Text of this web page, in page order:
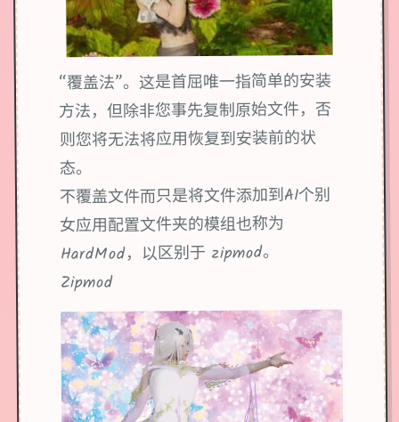
“覆盖法”。这是首屈唯一指简单的安装
方法，但除非您事先复制原始文件，否
则您将无法将应用恢复到安装前的状
态。
不覆盖文件而只是将文件添加到AI个别
女应用配置文件夹的模组也称为
HardMod，以区别于 zipmod。
Zipmod